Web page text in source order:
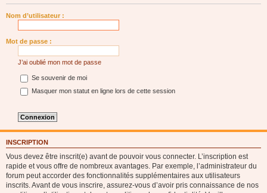
Nom d’utilisateur :
Mot de passe :
J’ai oublié mon mot de passe
Se souvenir de moi
Masquer mon statut en ligne lors de cette session
INSCRIPTION
Vous devez être inscrit(e) avant de pouvoir vous connecter. L’inscription est
rapide et vous offre de nombreux avantages. Par exemple, l’administrateur du
forum peut accorder des fonctionnalités supplémentaires aux utilisateurs
inscrits. Avant de vous inscrire, assurez-vous d’avoir pris connaissance de nos